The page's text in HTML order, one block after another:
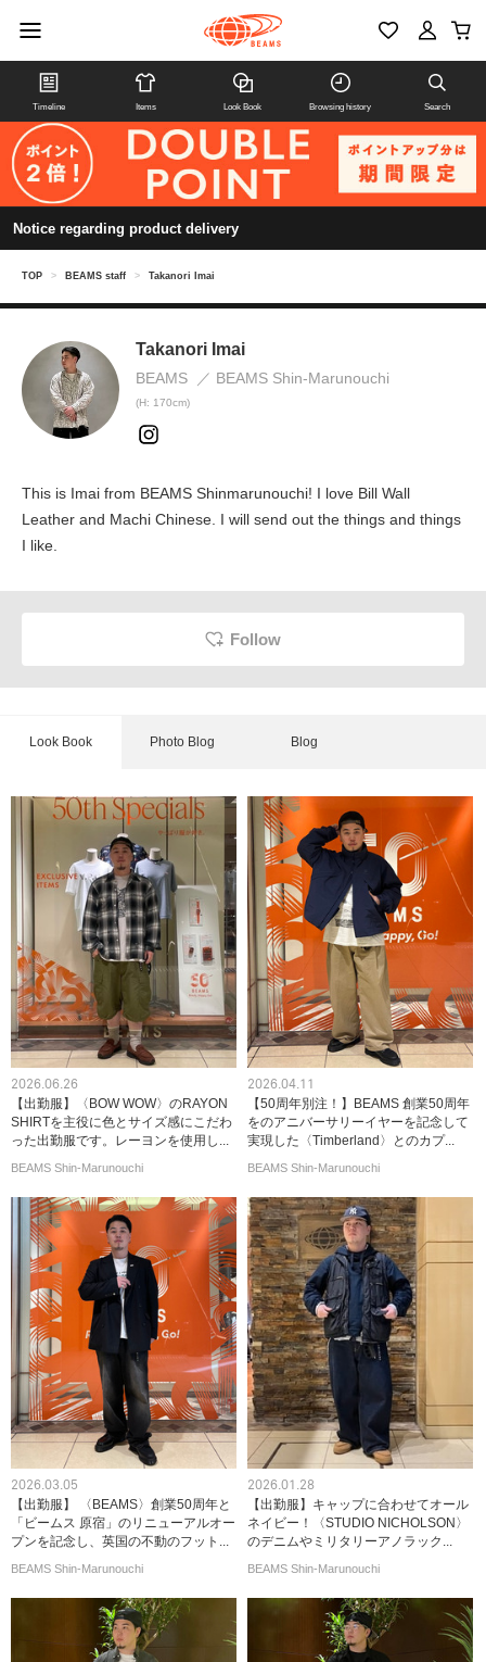
Timeline Items Look Book Browsing history Search
Notice regarding product delivery
TOP > BEAMS staff > Takanori Imai
Takanori Imai
BEAMS BEAMS Shin-Marunouchi
(H: 170cm)
This is Imai from BEAMS Shinmarunouchi! I love Bill Wall
Leather and Machi Chinese. I will send out the things and things
I like.
Follow
Look Book Photo Blog Blog
2026.06.26
【出勤服】〈BOW WOW〉のRAYON
SHIRTを主役に色とサイズ感にこだわ
った出勤服です。レーヨンを使用し...
BEAMS Shin-Marunouchi
2026.04.11
【50周年別注！】BEAMS 創業50周年
をのアニバーサリーイヤーを記念して
実現した〈Timberland〉とのカプ...
BEAMS Shin-Marunouchi
2026.03.05
【出勤服】 〈BEAMS〉創業50周年と
「ビームス 原宿」のリニューアルオー
プンを記念し、英国の不動のフット...
BEAMS Shin-Marunouchi
2026.01.28
【出勤服】キャップに合わせてオール
ネイビー！〈STUDIO NICHOLSON〉
のデニムやミリタリーアノラック...
BEAMS Shin-Marunouchi